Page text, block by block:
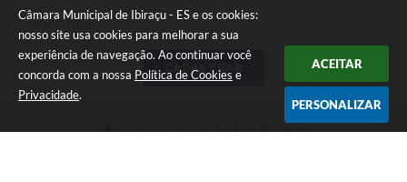
Câmara Municipal de Ibiraçu - ES e os cookies:
nosso site usa cookies para melhorar a sua
experiência de navegação. Ao continuar você
concorda com a nossa Política de Cookies e
Privacidade.
ACEITAR
PERSONALIZAR
CADASTRAR
Versão do Sistema:3.5.3 - 19/06/2026